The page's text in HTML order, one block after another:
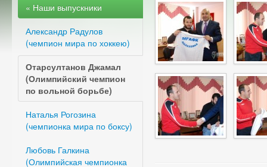
« Наши выпускники
Александр Радулов
(чемпион мира по хоккею)
Отарсултанов Джамал
(Олимпийский чемпион
по вольной борьбе)
Наталья Рогозина
(чемпионка мира по боксу)
Любовь Галкина
(Олимпийская чемпионка